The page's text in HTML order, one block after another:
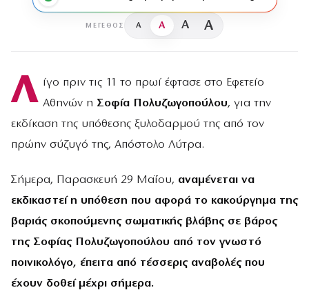
ΜΈΓΕΘΟΣ A A A A
Λ ίγο πριν τις 11 το πρωί έφτασε στο Εφετείο
Αθηνών η Σοφία Πολυζωγοπούλου, για την
εκδίκαση της υπόθεσης ξυλοδαρμού της από τον
πρώην σύζυγό της, Απόστολο Λύτρα.
Σήμερα, Παρασκευή 29 Μαΐου, αναμένεται να
εκδικαστεί η υπόθεση που αφορά το κακούργημα της
βαριάς σκοπούμενης σωματικής βλάβης σε βάρος
της Σοφίας Πολυζωγοπούλου από τον γνωστό
ποινικολόγο, έπειτα από τέσσερις αναβολές που
έχουν δοθεί μέχρι σήμερα.